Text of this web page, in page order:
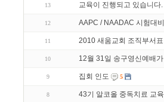
13 교육이 진행되고 있습니다.
12 AAPC / NAADAC 시험대
11 2010 새움교회 조직부서표
10 12월 31일 송구영신예배
9 집회 인도 5
8 43기 알코올 중독치료 교